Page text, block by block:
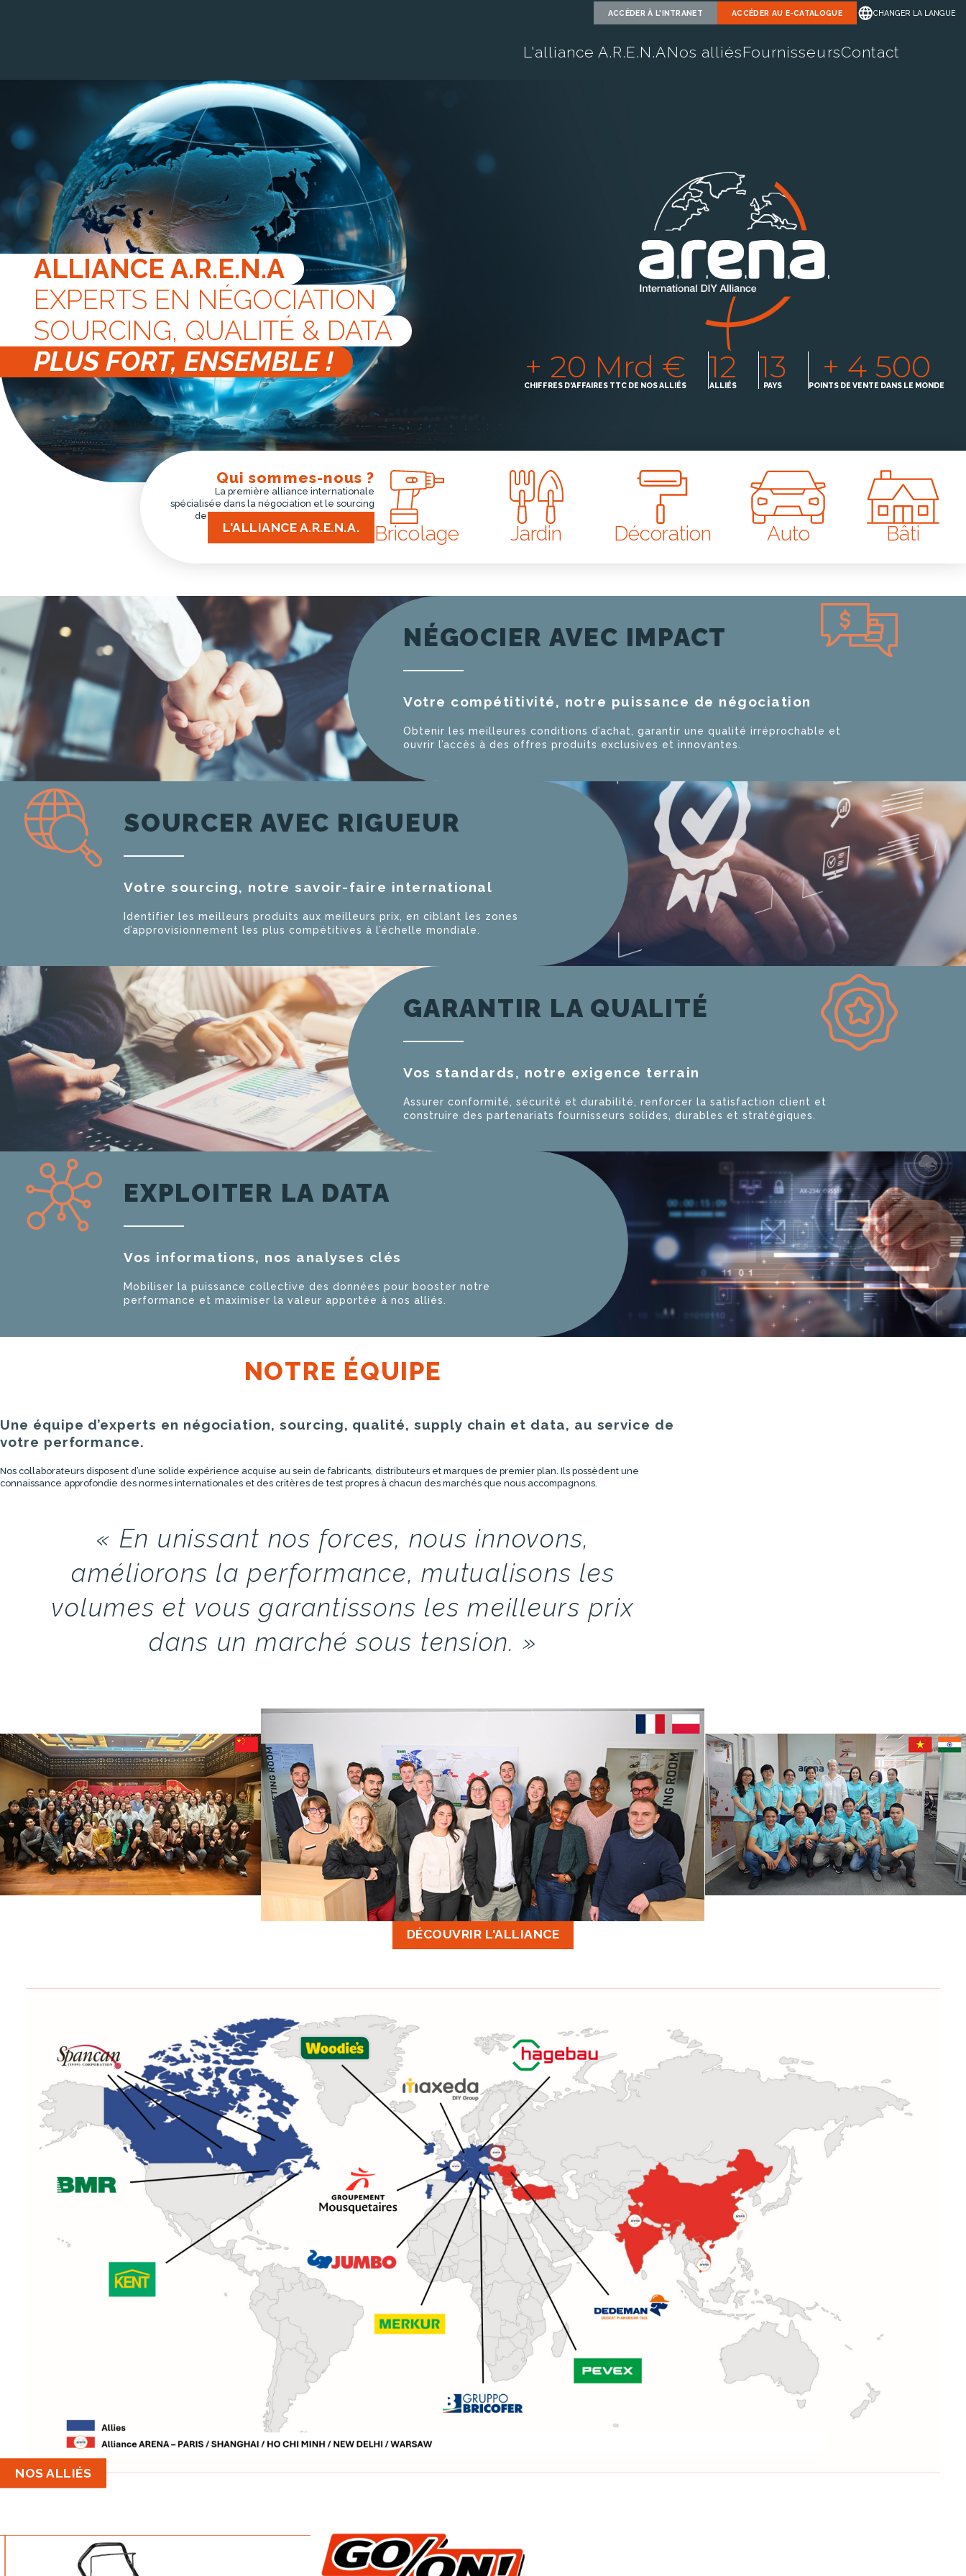
ACCÉDER À L'INTRANET ACCÉDER AU E-CATALOGUE CHANGER LA LANGUE
L'alliance A.R.E.N.ANos alliésFournisseursContact
ALLIANCE A.R.E.N.A
EXPERTS EN NÉGOCIATION
SOURCING, QUALITÉ & DATA
PLUS FORT, ENSEMBLE !
+ 20 Mrd €
CHIFFRES D'AFFAIRES TTC DE NOS ALLIÉS 12
ALLIÉS 13
PAYS + 4 500
POINTS DE VENTE DANS LE MONDE
Qui sommes-nous ?
La première alliance internationale
spécialisée dans la négociation et le sourcing
de produits d'équipements de la maison
L'ALLIANCE A.R.E.N.A. Bricolage Jardin Décoration Auto Bâti
NÉGOCIER AVEC IMPACT
Votre compétitivité, notre puissance de négociation
Obtenir les meilleures conditions d’achat, garantir une qualité irréprochable et
ouvrir l’accès à des offres produits exclusives et innovantes.
SOURCER AVEC RIGUEUR
Votre sourcing, notre savoir-faire international
Identifier les meilleurs produits aux meilleurs prix, en ciblant les zones
d’approvisionnement les plus compétitives à l’échelle mondiale.
GARANTIR LA QUALITÉ
Vos standards, notre exigence terrain
Assurer conformité, sécurité et durabilité, renforcer la satisfaction client et
construire des partenariats fournisseurs solides, durables et stratégiques.
EXPLOITER LA DATA
Vos informations, nos analyses clés
Mobiliser la puissance collective des données pour booster notre
performance et maximiser la valeur apportée à nos alliés.
NOTRE ÉQUIPE
Une équipe d’experts en négociation, sourcing, qualité, supply chain et data, au service de
votre performance.
Nos collaborateurs disposent d’une solide expérience acquise au sein de fabricants, distributeurs et marques de premier plan. Ils possèdent une
connaissance approfondie des normes internationales et des critères de test propres à chacun des marchés que nous accompagnons.
« En unissant nos forces, nous innovons,
améliorons la performance, mutualisons les
volumes et vous garantissons les meilleurs prix
dans un marché sous tension. »
DÉCOUVRIR L'ALLIANCE
NOS ALLIÉS